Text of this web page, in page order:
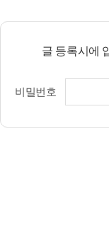
글 등록시에
비밀번호